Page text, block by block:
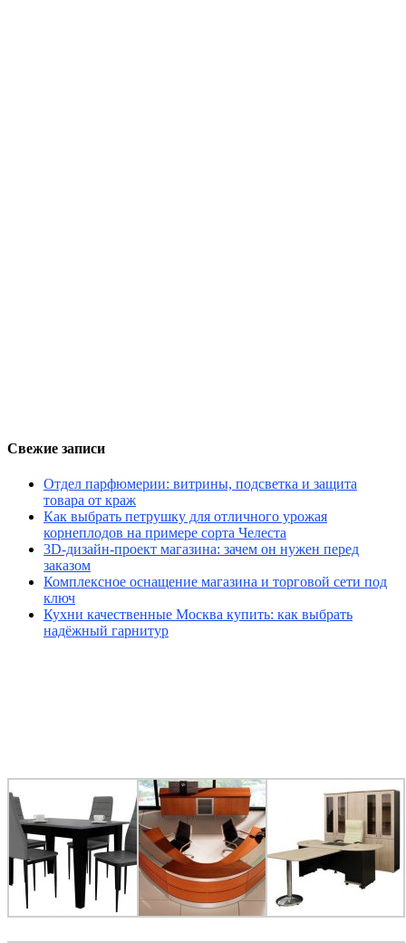
Свежие записи
Отдел парфюмерии: витрины, подсветка и защита
товара от краж
Как выбрать петрушку для отличного урожая
корнеплодов на примере сорта Челеста
3D-дизайн-проект магазина: зачем он нужен перед
заказом
Комплексное оснащение магазина и торговой сети под
ключ
Кухни качественные Москва купить: как выбрать
надёжный гарнитур